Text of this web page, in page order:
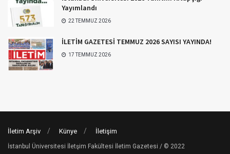
Yayımlandı
22 TEMMUZ 2026
İLETİM GAZETESİ TEMMUZ 2026 SAYISI YAYINDA!
17 TEMMUZ 2026
İletim Arşiv Künye İletişim
İstanbul Üniversitesi İletşim Fakültesi İletim Gazetesi / © 2022